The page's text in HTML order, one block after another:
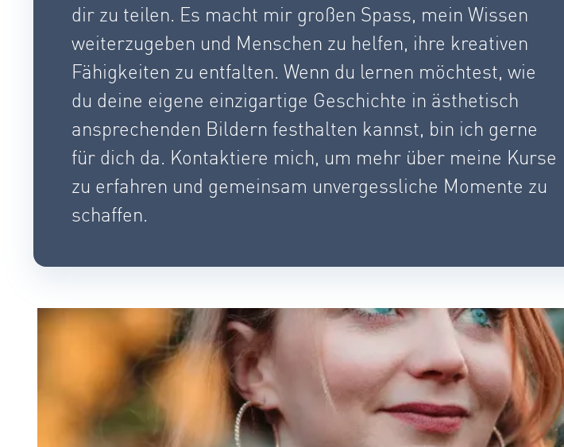
dir zu teilen. Es macht mir großen Spass, mein Wissen
weiterzugeben und Menschen zu helfen, ihre kreativen
Fähigkeiten zu entfalten. Wenn du lernen möchtest, wie
du deine eigene einzigartige Geschichte in ästhetisch
ansprechenden Bildern festhalten kannst, bin ich gerne
für dich da. Kontaktiere mich, um mehr über meine Kurse
zu erfahren und gemeinsam unvergessliche Momente zu
schaffen.